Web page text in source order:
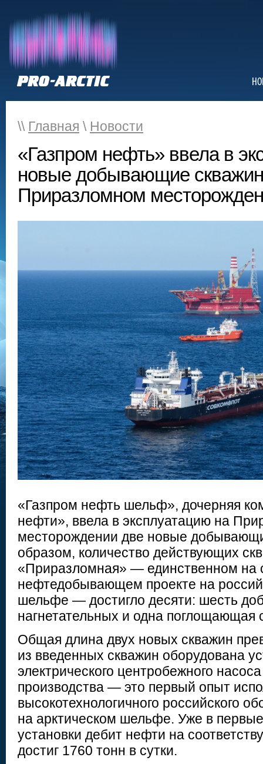
\\ Главная \ Новости
«Газпром нефть» ввела в
новые добывающие
Приразломном
«Газпром нефть шельф», дочерняя
нефти», ввела в эксплуатацию на
месторождении две новые
образом, количество действующих
«Приразломная» — единственном на
нефтедобывающем проекте на
шельфе — достигло десяти: шесть
нагнетательных и одна поглощающая
Общая длина двух новых скважин
из введенных скважин оборудована
электрического центробежного
производства — это первый опыт
высокотехнологичного российского
на арктическом шельфе. Уже в
установки дебит нефти на
достиг 1760 тонн в сутки.